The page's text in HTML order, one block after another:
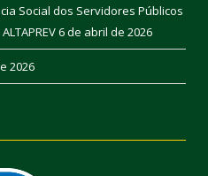
Social dos Servidores Públicos
6 de abril de 2026
2026